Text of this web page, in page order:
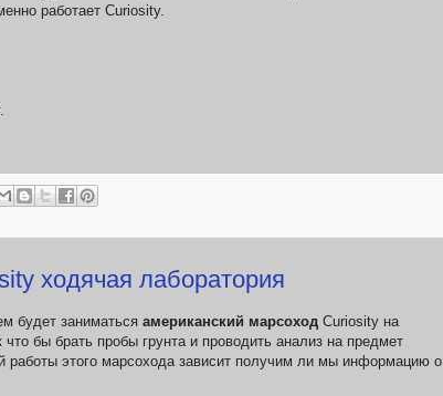
работает Curiosity.
ходячая лаборатория
будет заниматься американский марсоход Curiosity на
что бы брать пробы грунта и проводить анализ на предмет
этого марсохода зависит получим ли мы информацию о